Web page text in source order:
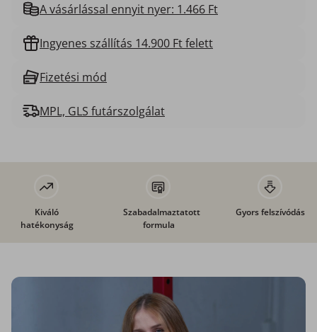
A vásárlással ennyit nyer: 1.466 Ft
Ingyenes szállítás 14.900 Ft felett
Fizetési mód
MPL, GLS futárszolgálat
Kiváló
hatékonyság
Szabadalmaztatott
formula
Gyors felszívódás